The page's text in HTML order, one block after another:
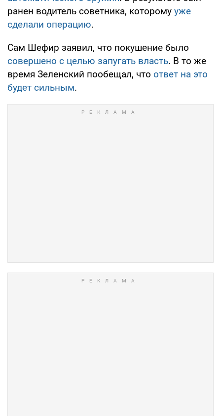
ранен водитель советника, которому уже
сделали операцию.
Сам Шефир заявил, что покушение было
совершено с целью запугать власть. В то же
время Зеленский пообещал, что ответ на это
будет сильным.